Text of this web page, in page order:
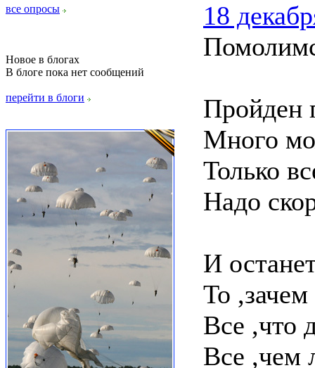
все опросы
Новое в блогах
В блоге пока нет сообщений
перейти в блоги
18
Пройден
Много
Только
Надо
И
То
Все ,что
Все ,чем